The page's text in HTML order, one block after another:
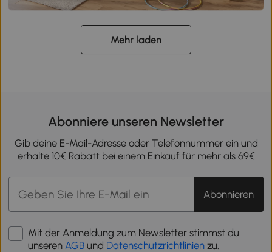
Mehr laden
Abonniere unseren Newsletter
Gib deine E-Mail-Adresse oder Telefonnummer ein und
erhalte 10€ Rabatt bei einem Einkauf für mehr als 69€
Abonnieren
Mit der Anmeldung zum Newsletter stimmst du
unseren AGB und Datenschutzrichtlinien zu.